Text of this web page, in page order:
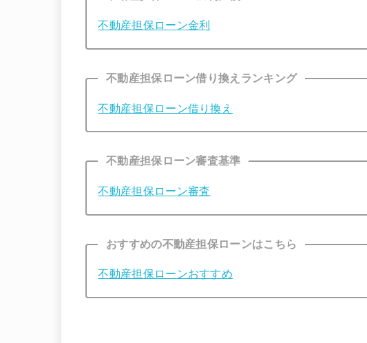
不動産担保ローン金利
不動産担保ローン借り換えランキング
不動産担保ローン借り換え
不動産担保ローン審査基準
不動産担保ローン審査
おすすめの不動産担保ローンはこちら
不動産担保ローンおすすめ